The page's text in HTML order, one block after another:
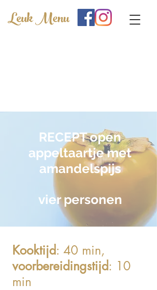
Leuk Menu
RECEPTopen
appeltaartje met
amandelspijs
vier personen
Kooktijd: 40 min,
voorbereidingstijd: 10
min